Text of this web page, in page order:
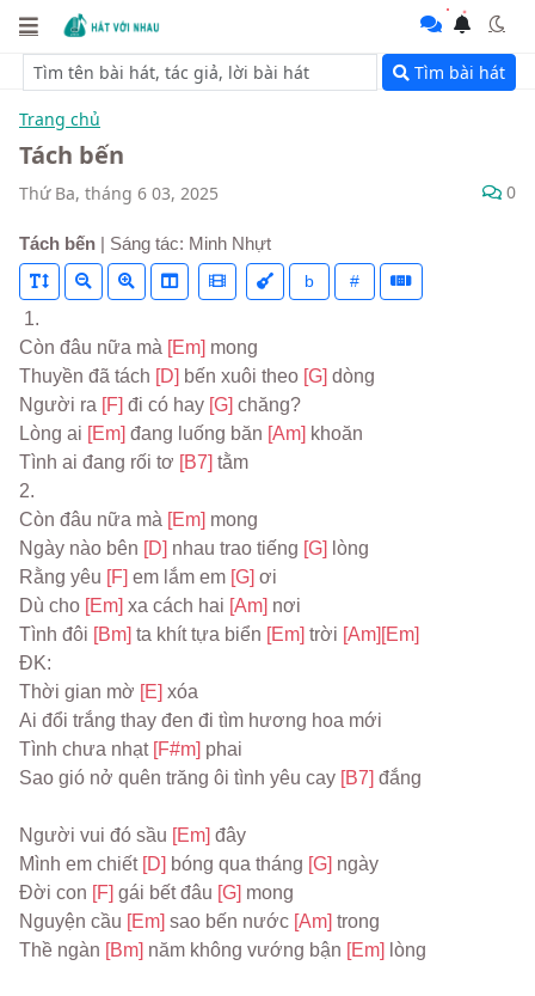
Tìm bài hát
Trang chủ
Tách bến
Thứ Ba, tháng 6 03, 2025 0
Tách bến | Sáng tác: Minh Nhựt
b #
1.
Còn đâu nữa mà [Em] mong
Thuyền đã tách [D] bến xuôi theo [G] dòng
Người ra [F] đi có hay [G] chăng?
Lòng ai [Em] đang luống băn [Am] khoăn
Tình ai đang rối tơ [B7] tằm
2.
Còn đâu nữa mà [Em] mong
Ngày nào bên [D] nhau trao tiếng [G] lòng
Rằng yêu [F] em lắm em [G] ơi
Dù cho [Em] xa cách hai [Am] nơi
Tình đôi [Bm] ta khít tựa biển [Em] trời [Am] [Em]
ĐK:
Thời gian mờ [E] xóa
Ai đổi trắng thay đen đi tìm hương hoa mới
Tình chưa nhạt [F#m] phai
Sao gió nở quên trăng ôi tình yêu cay [B7] đắng
Người vui đó sầu [Em] đây
Mình em chiết [D] bóng qua tháng [G] ngày
Đời con [F] gái bết đâu [G] mong
Nguyện cầu [Em] sao bến nước [Am] trong
Thề ngàn [Bm] năm không vướng bận [Em] lòng